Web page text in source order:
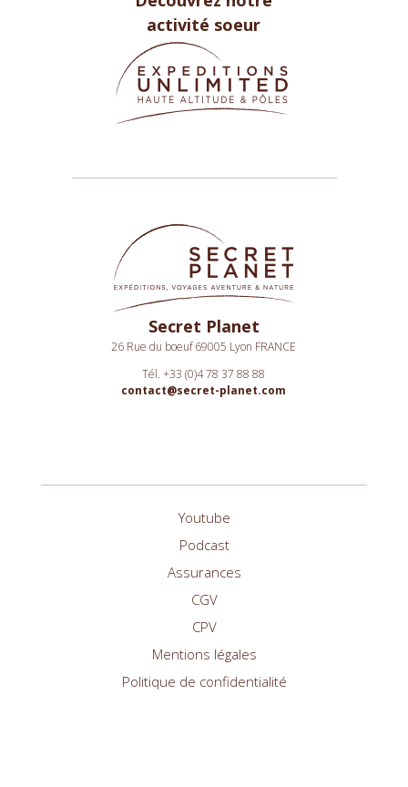
activité soeur
Secret Planet
26 Rue du boeuf 69005 Lyon FRANCE
Tél. +33 (0)4 78 37 88 88
contact@secret-planet.com
Youtube
Podcast
Assurances
CGV
CPV
Mentions légales
Politique de confidentialité